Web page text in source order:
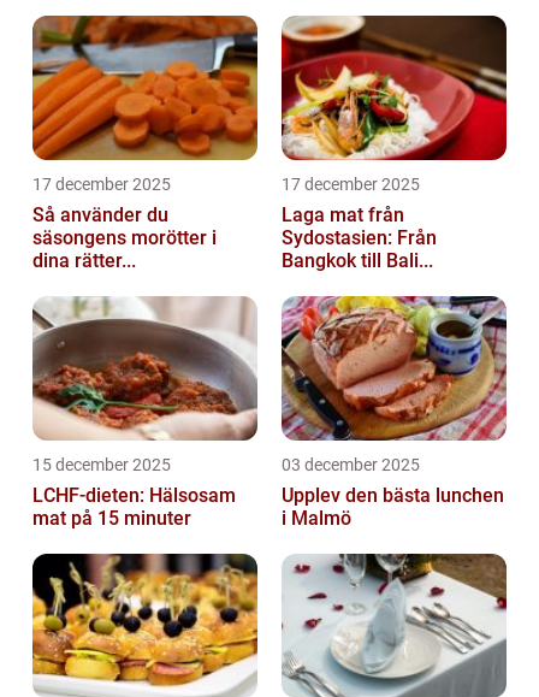
17 december 2025
Så använder du
säsongens morötter i
dina rätter...
17 december 2025
Laga mat från
Sydostasien: Från
Bangkok till Bali...
15 december 2025
LCHF-dieten: Hälsosam
mat på 15 minuter
03 december 2025
Upplev den bästa lunchen
i Malmö